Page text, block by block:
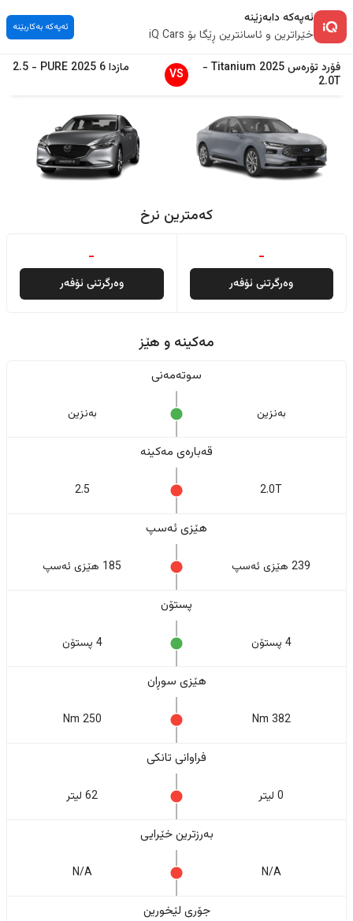
ئەپەکە دابەزێنە
خێراترین و ئاسانترین ڕێگا بۆ iQ Cars
ئەپەکە بەکاربێنە
فۆردتۆرەس2025
Titanium
-
2.0T
VS مازدا6
2025
PURE
-
2.5
کەمترین نرخ
-
وەرگرتنی ئۆفەر
-
وەرگرتنی ئۆفەر
مەکینە و هێز
سوتەمەنی
بەنزین بەنزین
قەبارەی مەکینە
2.0T
2.5
هێزی ئەسپ
239 هێزی ئەسپ 185 هێزی ئەسپ
پستۆن
4 پستۆن 4 پستۆن
هێزی سوڕان
382 Nm
250 Nm
فراوانی تانکی
0 لیتر 62 لیتر
بەرزترین خێرایی
N/A
N/A
جۆری لێخورین